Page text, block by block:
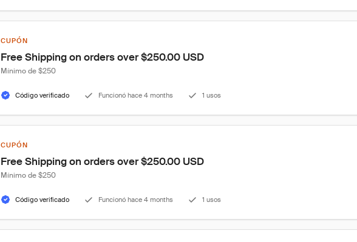
CUPÓN
Free Shipping on orders over $250.00 USD
Mínimo de $250
Código verificado Funcionó hace 4 months 1 usos
CUPÓN
Free Shipping on orders over $250.00 USD
Mínimo de $250
Código verificado Funcionó hace 4 months 1 usos